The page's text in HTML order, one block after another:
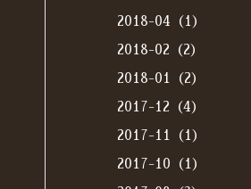
2018-04（1）
2018-02（2）
2018-01（2）
2017-12（4）
2017-11（1）
2017-10（1）